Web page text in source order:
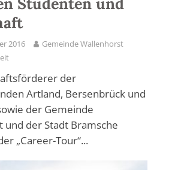
Studenten und
2016
Gemeinde Wallenhorst
der
Artland, Bersenbrück und
der Gemeinde
und der Stadt Bramsche
„Career-Tour“...